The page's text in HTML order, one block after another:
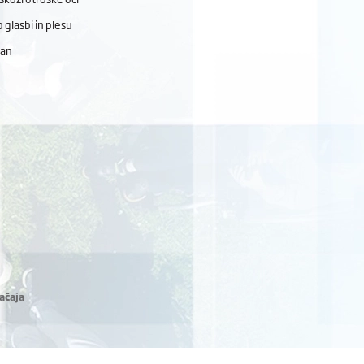
glasbi in plesu